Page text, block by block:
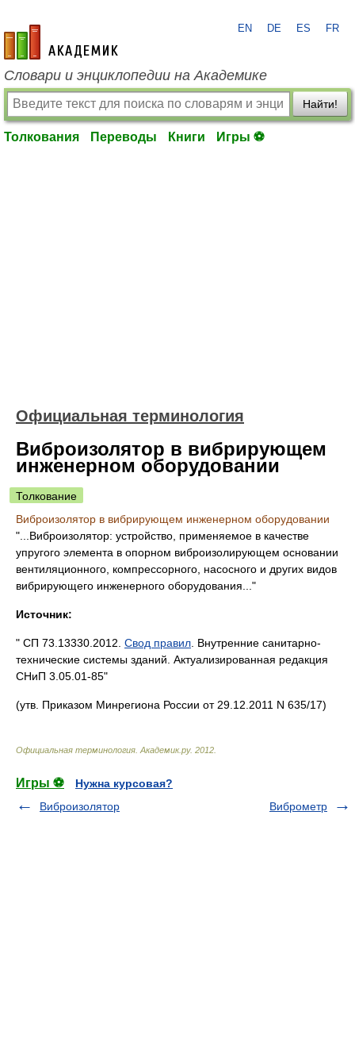
academic.ru
EN DE ES FR
Словари и энциклопедии на Академике
Найти!
Толкования Переводы Книги Игры ⚽
Официальная терминология
Виброизолятор в вибрирующем
инженерном оборудовании
Толкование
Виброизолятор в вибрирующем инженерном оборудовании
"...Виброизолятор: устройство, применяемое в качестве
упругого элемента в опорном виброизолирующем основании
вентиляционного, компрессорного, насосного и других видов
вибрирующего инженерного оборудования..."
Источник:
" СП 73.13330.2012. Свод правил . Внутренние санитарно-
технические системы зданий. Актуализированная редакция
СНиП 3.05.01-85"
(утв. Приказом Минрегиона России от 29.12.2011 N 635/17)
Официальная терминология Академик.ру. 2012
Игры ⚽
Нужна курсовая?
Виброизолятор
Виброметр